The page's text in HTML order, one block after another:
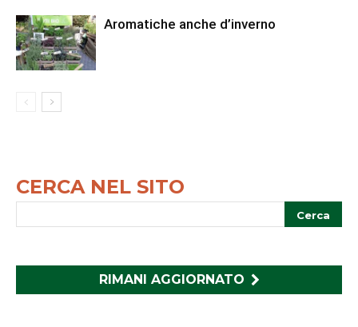
Aromatiche anche d’inverno
CERCA NEL SITO
RIMANI AGGIORNATO